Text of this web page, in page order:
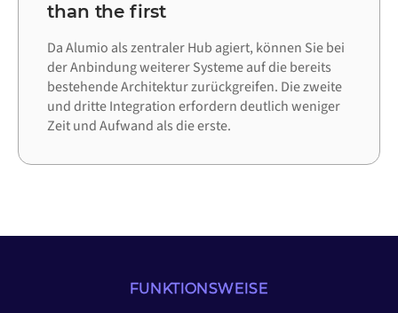
than the first
Da Alumio als zentraler Hub agiert, können Sie bei
der Anbindung weiterer Systeme auf die bereits
bestehende Architektur zurückgreifen. Die zweite
und dritte Integration erfordern deutlich weniger
Zeit und Aufwand als die erste.
FUNKTIONSWEISE